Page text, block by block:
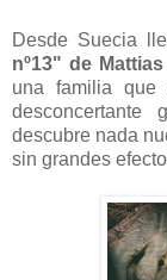
Desde Suecia
nº13" de
una familia que
descubre nada
sin grandes